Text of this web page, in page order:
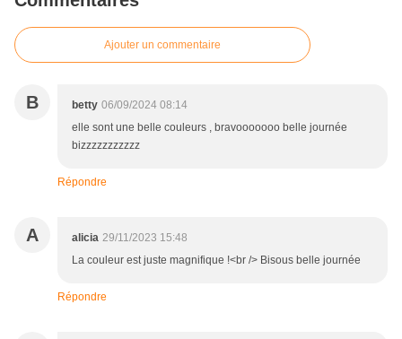
Ajouter un commentaire
B betty 06/09/2024 08:14
elle sont une belle couleurs , bravooooooo belle journée
bizzzzzzzzzzz
Répondre
A alicia 29/11/2023 15:48
La couleur est juste magnifique !<br /> Bisous belle journée
Répondre